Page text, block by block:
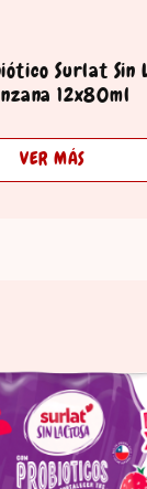
Surlat Sin
12x80ml
VER MÁS